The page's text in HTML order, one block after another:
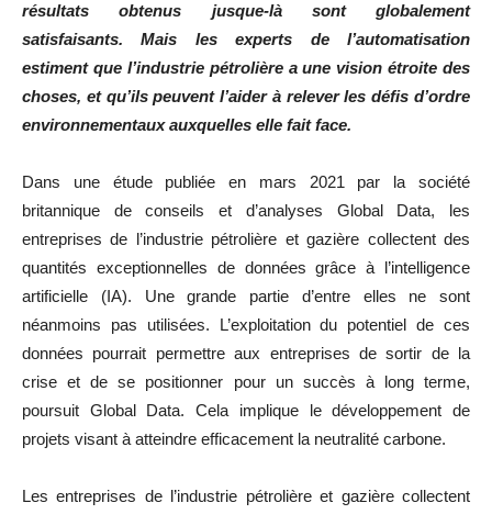
résultats obtenus jusque-là sont globalement
satisfaisants. Mais les experts de l’automatisation
estiment que l’industrie pétrolière a une vision étroite des
choses, et qu’ils peuvent l’aider à relever les défis d’ordre
environnementaux auxquelles elle fait face.
Dans une étude publiée en mars 2021 par la société
britannique de conseils et d’analyses Global Data, les
entreprises de l’industrie pétrolière et gazière collectent des
quantités exceptionnelles de données grâce à l’intelligence
artificielle (IA). Une grande partie d’entre elles ne sont
néanmoins pas utilisées. L’exploitation du potentiel de ces
données pourrait permettre aux entreprises de sortir de la
crise et de se positionner pour un succès à long terme,
poursuit Global Data. Cela implique le développement de
projets visant à atteindre efficacement la neutralité carbone.
Les entreprises de l’industrie pétrolière et gazière collectent